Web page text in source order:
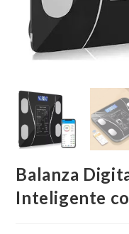
Balanza
Inteligente